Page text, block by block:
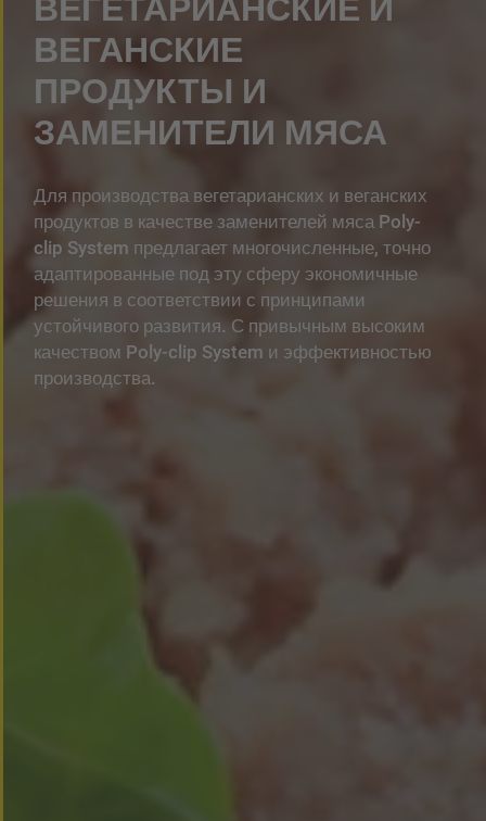
ВЕГЕТАРИАНСКИЕ И
ВЕГАНСКИЕ
ПРОДУКТЫ И
ЗАМЕНИТЕЛИ МЯСА
Для производства вегетарианских и веганских
продуктов в качестве заменителей мяса Poly-
clip System предлагает многочисленные, точно
адаптированные под эту сферу экономичные
решения в соответствии с принципами
устойчивого развития. С привычным высоким
качеством Poly-clip System и эффективностью
производства.